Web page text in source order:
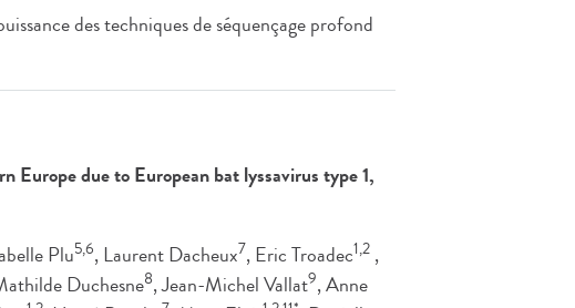
des techniques de séquençage profond
Europe due to European bat lyssavirus type 1,
Plu5,6, Laurent Dacheux7, Eric Troadec1,2 ,
Duchesne8, Jean-Michel Vallat9, Anne